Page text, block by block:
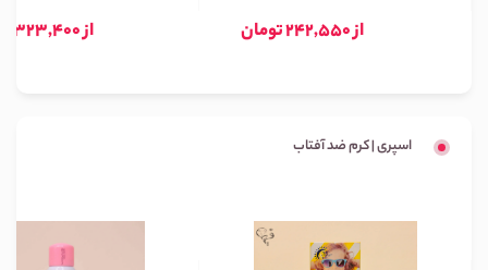
از 242,550 تومان از 323,400 تومان
اسپری | کرم ضد آفتاب